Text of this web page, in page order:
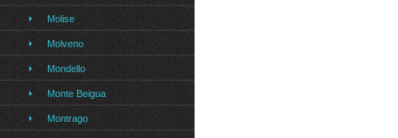
Molise
Molveno
Mondello
Monte Beigua
Montrago